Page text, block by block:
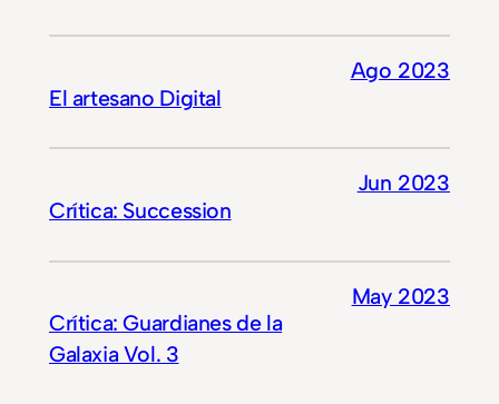
El artesano Digital
Ago 2023
Crítica: Succession
Jun 2023
Crítica: Guardianes de la
Galaxia Vol. 3
May 2023